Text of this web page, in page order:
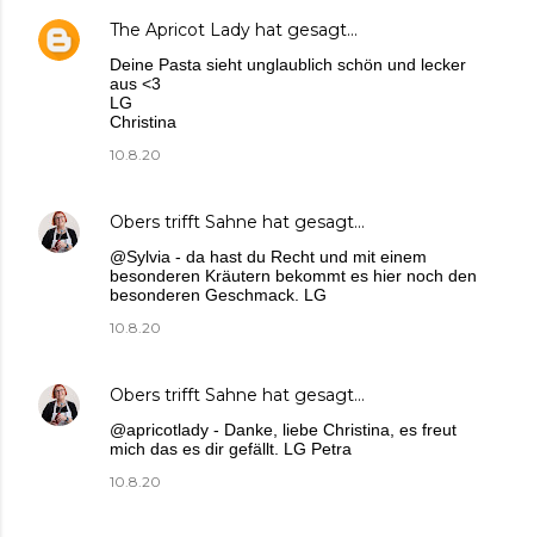
The Apricot Lady hat gesagt…
Deine Pasta sieht unglaublich schön und lecker
aus <3
LG
Christina
10.8.20
Obers trifft Sahne hat gesagt…
@Sylvia - da hast du Recht und mit einem
besonderen Kräutern bekommt es hier noch den
besonderen Geschmack. LG
10.8.20
Obers trifft Sahne hat gesagt…
@apricotlady - Danke, liebe Christina, es freut
mich das es dir gefällt. LG Petra
10.8.20